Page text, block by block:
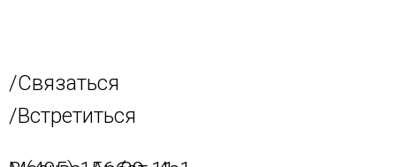
/Связаться
/Встретиться